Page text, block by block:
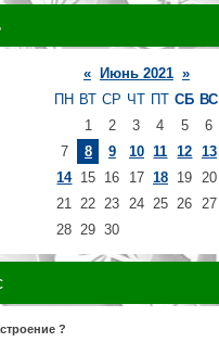
« Июнь 2021 »
ПН ВТ СР ЧТ ПТ СБ ВС
1
2 3 4 5
6
7
8 9 10 11 12 13
14 15 16 17 18 19
20
21
22 23 24 25 26
27
28 29 30
?